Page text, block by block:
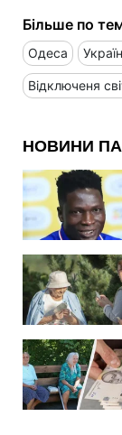
Більше по
Одеса
Відключеня